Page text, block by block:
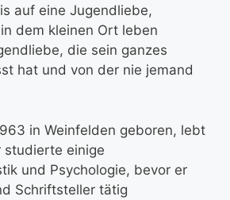
auf eine Jugendliebe,
dem kleinen Ort leben
die sein ganzes
hat und von der nie jemand
in Weinfelden geboren, lebt
studierte einige
und Psychologie, bevor er
Schriftsteller tätig